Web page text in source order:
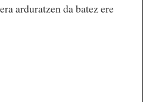
arduratzen da batez ere